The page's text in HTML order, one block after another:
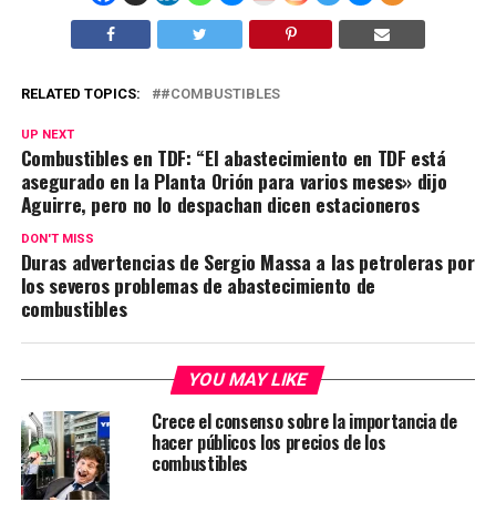
RELATED TOPICS: #COMBUSTIBLES
UP NEXT
Combustibles en TDF: “El abastecimiento en TDF está
asegurado en la Planta Orión para varios meses» dijo
Aguirre, pero no lo despachan dicen estacioneros
DON'T MISS
Duras advertencias de Sergio Massa a las petroleras por
los severos problemas de abastecimiento de
combustibles
YOU MAY LIKE
Crece el consenso sobre la importancia de
hacer públicos los precios de los
combustibles